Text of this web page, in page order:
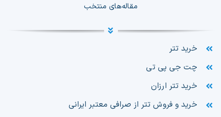
مقاله‌های منتخب
خرید تتر
چت جی پی تی
خرید تتر ارزان
خرید و فروش تتر از صرافی معتبر ایرانی